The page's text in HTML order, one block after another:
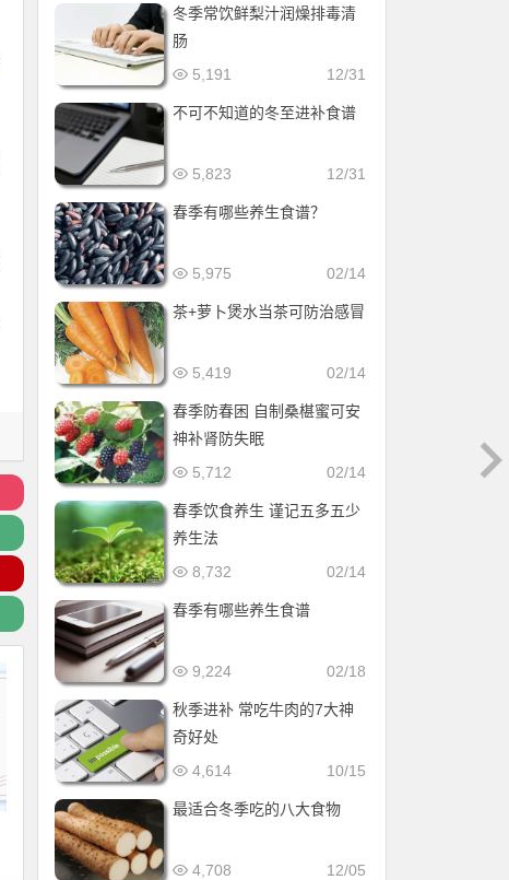
冬季常饮鲜梨汁润燥排毒清
肠
12/31
5,191
不可不知道的冬至进补食谱
12/31
5,823
春季有哪些养生食谱？
02/14
5,975
茶+萝卜煲水当茶可防治感冒
02/14
5,419
春季防春困 自制桑椹蜜可安
神补肾防失眠
02/14
5,712
春季饮食养生 谨记五多五少
养生法
02/14
8,732
春季有哪些养生食谱
02/18
9,224
秋季进补 常吃牛肉的7大神
奇好处
10/15
4,614
最适合冬季吃的八大食物
12/05
4,708